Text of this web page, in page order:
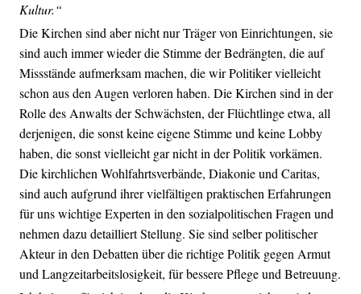
Kultur.“
Die Kirchen sind aber nicht nur Träger von Einrichtungen, sie
sind auch immer wieder die Stimme der Bedrängten, die auf
Missstände aufmerksam machen, die wir Politiker vielleicht
schon aus den Augen verloren haben. Die Kirchen sind in der
Rolle des Anwalts der Schwächsten, der Flüchtlinge etwa, all
derjenigen, die sonst keine eigene Stimme und keine Lobby
haben, die sonst vielleicht gar nicht in der Politik vorkämen.
Die kirchlichen Wohlfahrtsverbände, Diakonie und Caritas,
sind auch aufgrund ihrer vielfältigen praktischen Erfahrungen
für uns wichtige Experten in den sozialpolitischen Fragen und
nehmen dazu detailliert Stellung. Sie sind selber politischer
Akteur in den Debatten über die richtige Politik gegen Armut
und Langzeitarbeitslosigkeit, für bessere Pflege und Betreuung.